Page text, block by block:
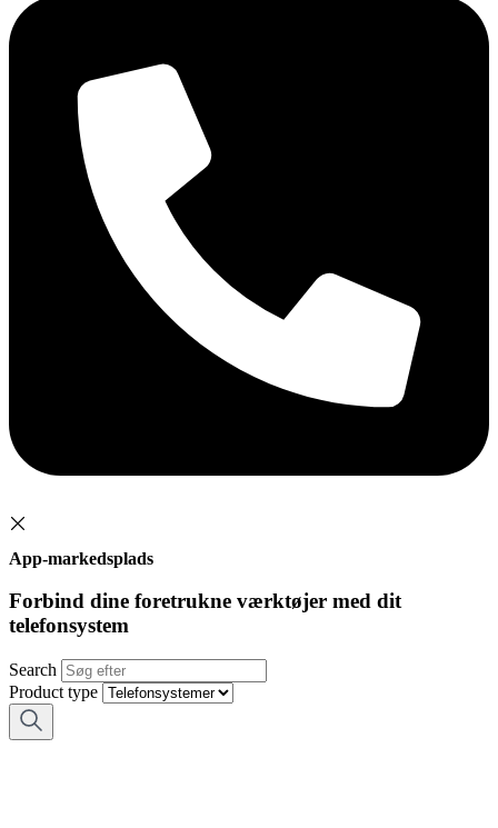
App-markedsplads
Forbind dine foretrukne værktøjer med dit
telefonsystem
Search
Product type